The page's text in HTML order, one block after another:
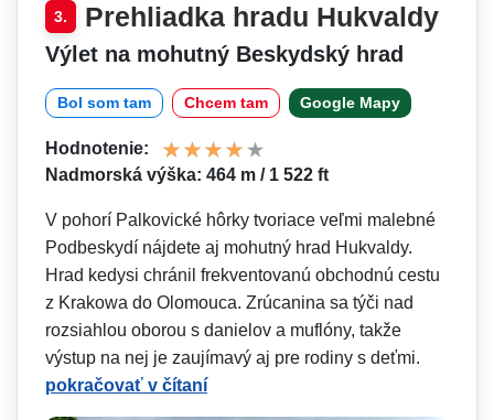
3. Prehliadka hradu Hukvaldy
Výlet na mohutný Beskydský hrad
Bol som tam Chcem tam Google Mapy
Hodnotenie:
Nadmorská výška: 464 m / 1 522 ft
V pohorí Palkovické hôrky tvoriace veľmi malebné
Podbeskydí nájdete aj mohutný hrad Hukvaldy.
Hrad kedysi chránil frekventovanú obchodnú cestu
z Krakowa do Olomouca. Zrúcanina sa týči nad
rozsiahlou oborou s danielov a muflóny, takže
výstup na nej je zaujímavý aj pre rodiny s deťmi.
pokračovať v čítaní